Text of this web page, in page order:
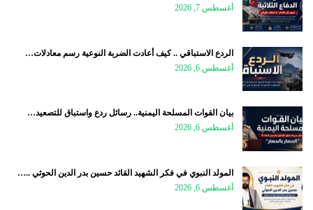
أغسطس 7, 2026
الردع الاستباقي .. كيف أعادت الضربة النوعية رسم معادلات…
أغسطس 6, 2026
بيان القوات المسلحة اليمنية.. رسائل ردع واستباق للتصعيد…
أغسطس 6, 2026
المولد النبوي في فكر الشهيد القائد حسين بدر الدين الحوثي ..…
أغسطس 6, 2026